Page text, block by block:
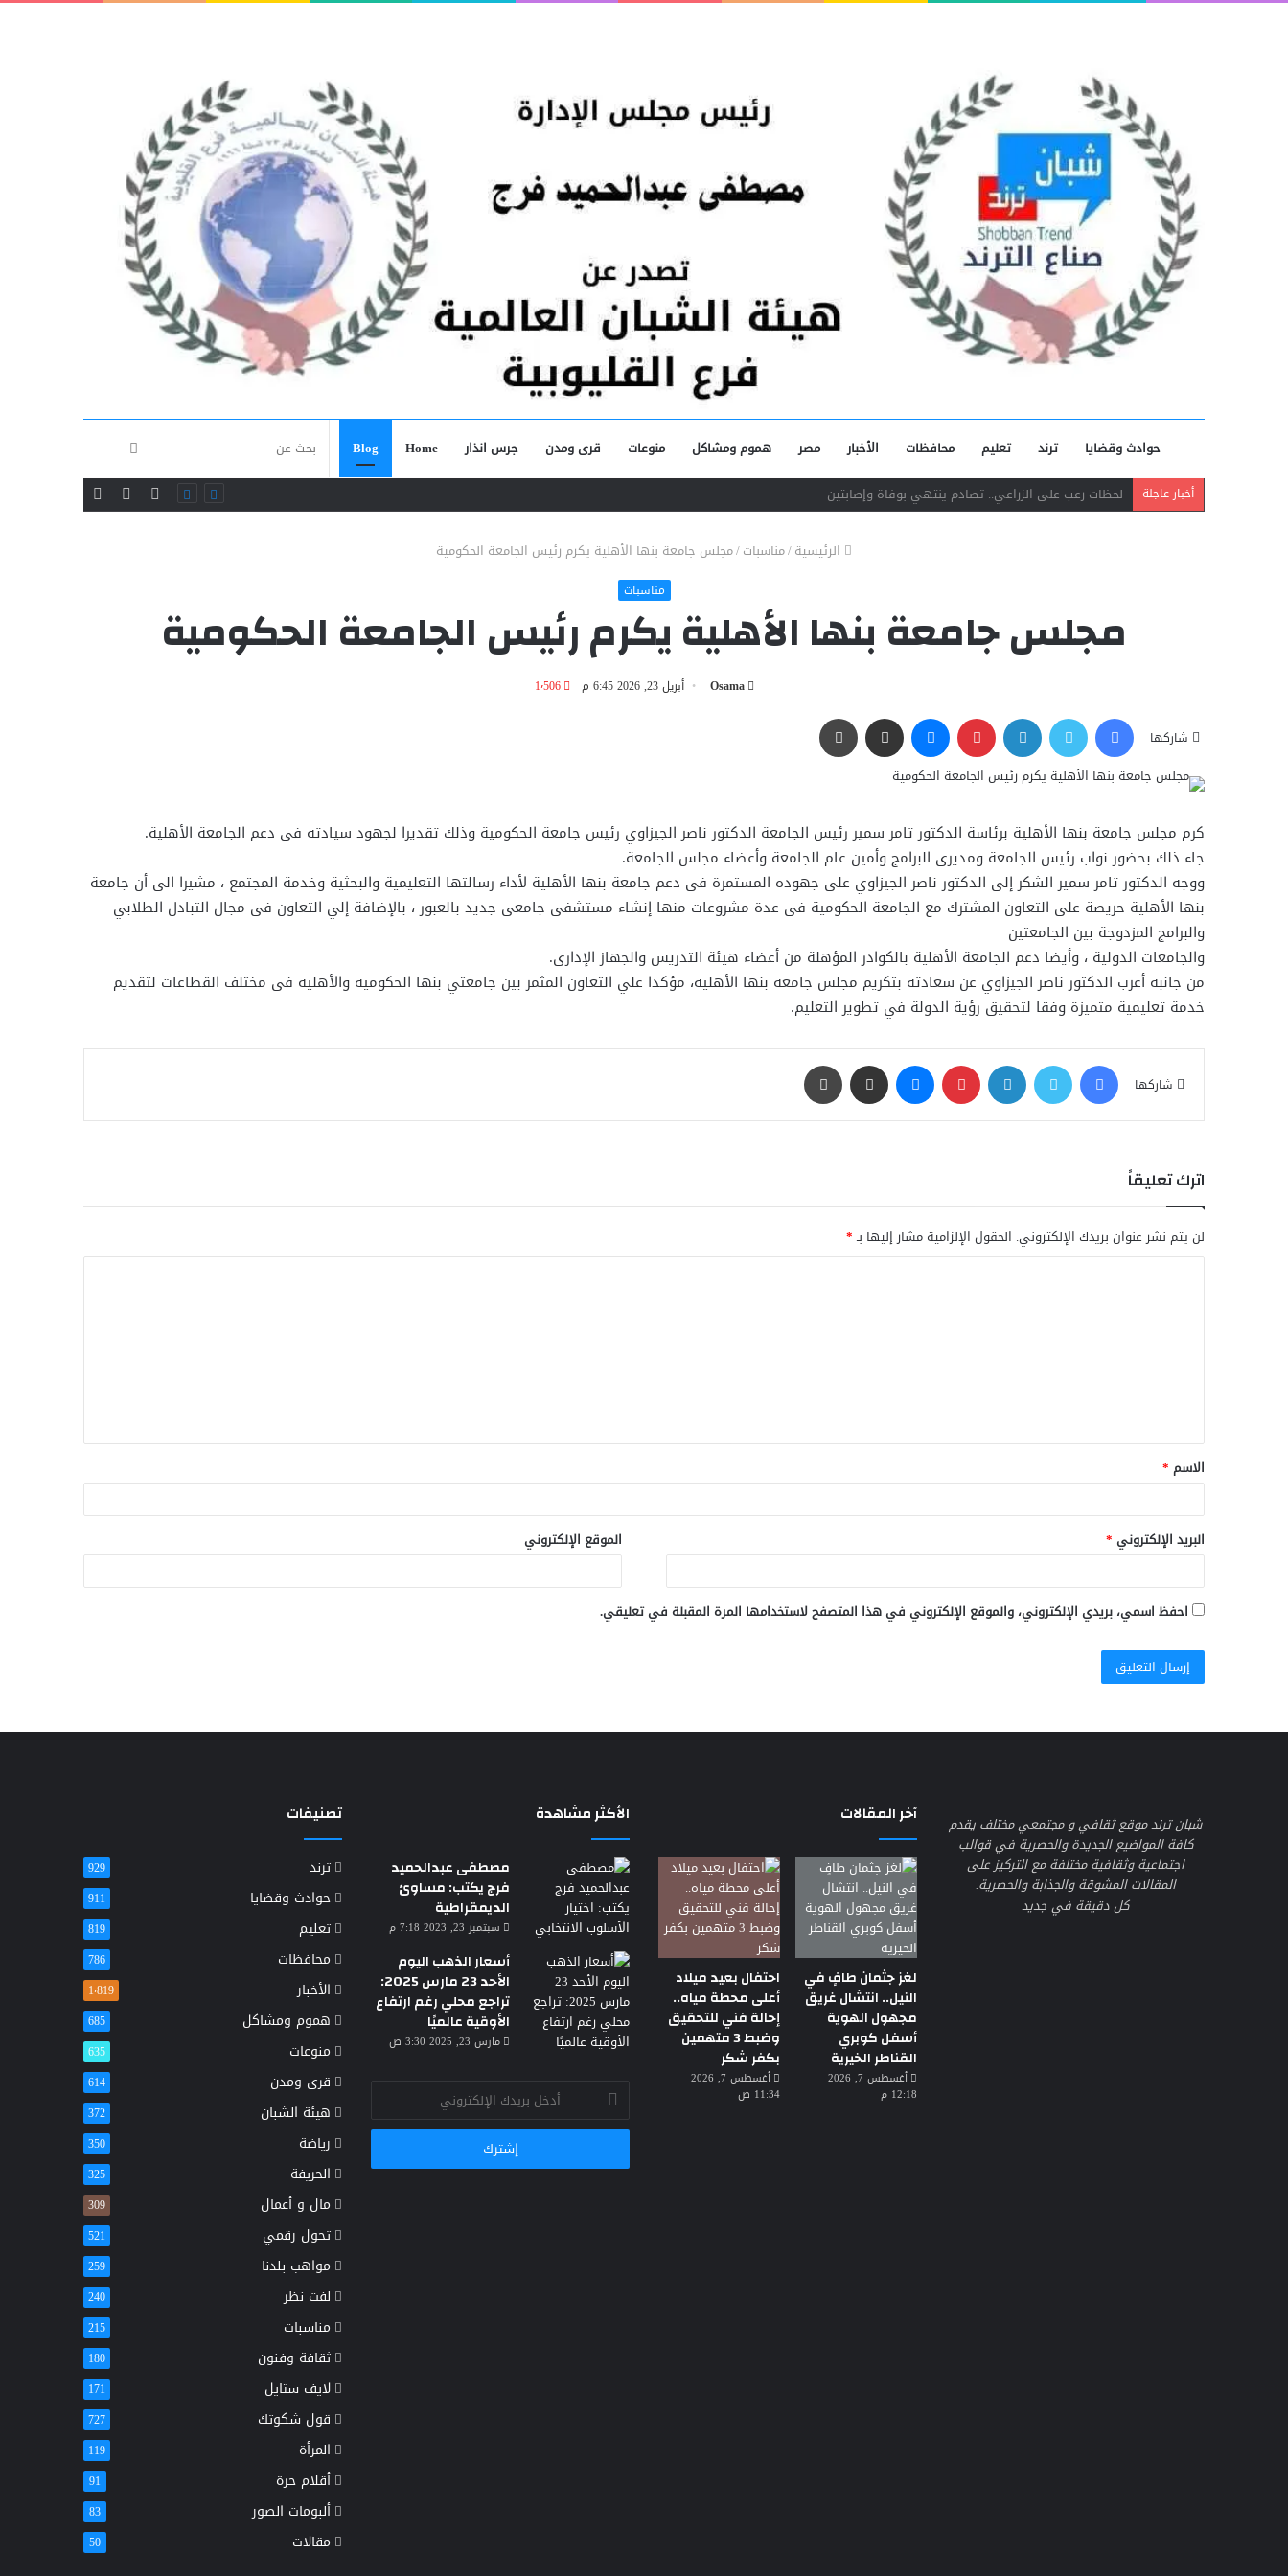
حوادث وقضايا ترند تعليم محافظات الأخبار مصر هموم ومشاكل منوعات قرى ومدن جرس انذار Home
Blog
عن أخبار عاجلة دافع عن بائعة فدفع حياته ثمنًا.. مصرع شاب برصاص آخر في الخصوص تويتر
فيسبوك
الرئيسية/مناسبات/مجلس جامعة بنها الأهلية يكرم رئيس الجامعة الحكومية
مناسبات
مجلس جامعة بنها الأهلية يكرم رئيس الجامعة الحكومية
Osama أبريل 23, 2026 6:45 م 1٬506
شاركها
كرم مجلس جامعة بنها الأهلية برئاسة الدكتور تامر سمير رئيس الجامعة الدكتور ناصر الجيزاوي رئيس جامعة الحكومية وذلك تقديرا لجهود سيادته فى دعم الجامعة الأهلية.
جاء ذلك بحضور نواب رئيس الجامعة ومديرى البرامج وأمين عام الجامعة وأعضاء مجلس الجامعة.
ووجه الدكتور تامر سمير الشكر إلى الدكتور ناصر الجيزاوي على جهوده المستمرة فى دعم جامعة بنها الأهلية لأداء رسالتها التعليمية والبحثية وخدمة المجتمع ، مشيرا الى أن جامعة
بنها الأهلية حريصة على التعاون المشترك مع الجامعة الحكومية فى عدة مشروعات منها إنشاء مستشفى جامعى جديد بالعبور ، بالإضافة إلي التعاون فى مجال التبادل الطلابي
والبرامج المزدوجة بين الجامعتين
والجامعات الدولية ، وأيضا دعم الجامعة الأهلية بالكوادر المؤهلة من أعضاء هيئة التدريس والجهاز الإدارى.
من جانبه أعرب الدكتور ناصر الجيزاوي عن سعادته بتكريم مجلس جامعة بنها الأهلية، مؤكدا علي التعاون المثمر بين جامعتي بنها الحكومية والأهلية فى مختلف القطاعات لتقديم
خدمة تعليمية متميزة وفقا لتحقيق رؤية الدولة في تطوير التعليم.
شاركها
اترك تعليقاً
لن يتم نشر عنوان بريدك الإلكتروني. الحقول الإلزامية مشار إليها بـ*
ق
*
الاسم *
البريد الإلكتروني * الموقع الإلكتروني
احفظ اسمي، بريدي الإلكتروني، والموقع الإلكتروني في هذا المتصفح لاستخدامها المرة المقبلة في تعليقي.
شبان ترند موقع ثقافي و مجتمعي مختلف يقدم
كافة المواضيع الجديدة والحصرية في قوالب
اجتماعية وثقافية مختلفة مع التركيز على
المقالات المشوقة والجذابة والحصرية.
كل دقيقة في جديد
آخر المقالات
لغز جثمان طافٍ في
النيل.. انتشال غريق
مجهول الهوية
أسفل كوبري
القناطر الخيرية
أغسطس 7, 2026
12:18 م
احتفال بعيد ميلاد
أعلى محطة مياه..
إحالة فني للتحقيق
وضبط 3 متهمين
بكفر شكر
أغسطس 7, 2026
11:34 ص
الأكثر مشاهدة
مصطفى عبدالحميد
فرج يكتب: مساوئ
الديمقراطية
سبتمبر 23, 2023 7:18 م
أسعار الذهب اليوم
الأحد 23 مارس 2025:
تراجع محلي رغم ارتفاع
الأوقية عالميًا
مارس 23, 2025 3:30 ص
أدخل
بريدك
الإلكتروني
تصنيفات
ترند 929
حوادث وقضايا 911
تعليم 819
محافظات 786
الأخبار 1٬819
هموم ومشاكل 685
منوعات 635
قرى ومدن 614
هيئة الشبان 372
رياضة 350
الحريفة 325
مال و أعمال 309
تحول رقمي 521
مواهب بلدنا 259
لفت نظر 240
مناسبات 215
ثقافة وفنون 180
لايف ستايل 171
قول شكوتك 727
المرأة 119
أقلام حرة 91
ألبومات الصور 83
مقالات 50